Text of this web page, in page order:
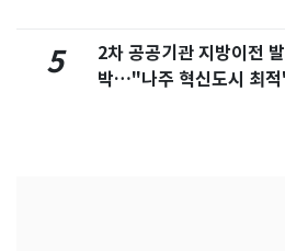
5
2차 공공기관 지방이전
박…"나주 혁신도시 최